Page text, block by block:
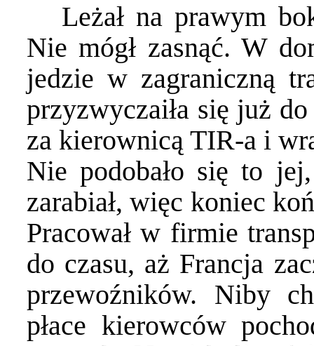
Leżał na prawym
Nie mógł zasnąć. W
jedzie w zagraniczną
przyzwyczaiła się już
za kierownicą TIR-a i
Nie podobało się to
zarabiał, więc koniec
Pracował w firmie
do czasu, aż Francja
przewoźników. Niby
płace kierowców